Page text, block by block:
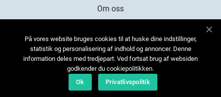
Om oss
Kontakta oss
Sitemap
På vores website bruges cookies til at huske dine indstillinger,
statistik og personalisering af indhold og annoncer. Denne
information deles med tredjepart. Ved fortsat brug af websiden
godkender du cookiepolitikken.
Ok
Privatlivspolitik